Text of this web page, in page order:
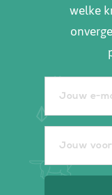
welke